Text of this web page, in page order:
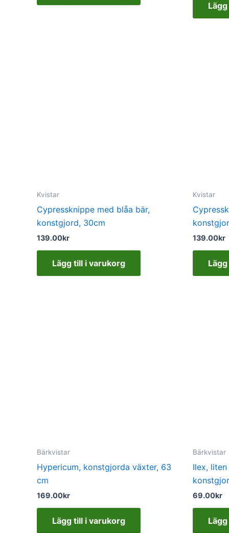
Kvistar
Cypressknippe med blåa bär,
konstgjord, 30cm
139.00kr
Lägg till i varukorg
Kvistar
139.00kr
Bärkvistar
Hypericum, konstgjorda växter, 63
cm
169.00kr
Lägg till i varukorg
Bärkvistar
Ilex,
69.00kr